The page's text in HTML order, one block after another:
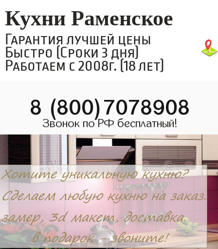
Кухни Раменское
Гарантия лучшей цены
Быстро (Сроки 3 дня)
Работаем с 2008г. (18 лет)
8 (800)7078908
Звонок по РФ бесплатный!